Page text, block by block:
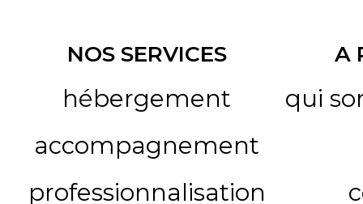
NOS SERVICES
hébergement
accompagnement
professionnalisation
A
qui